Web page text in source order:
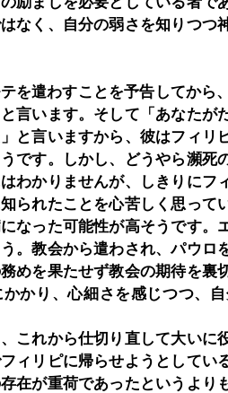
なく、自分の弱さを知りつつ
を遣わすことを予告してから
言います。そして「あなたが
と言いますから、彼はフィ
です。しかし、どうやら瀕
わかりませんが、しきりにフ
られたことを心苦しく思って
なった可能性が高そうです。
。教会から遣わされ、パウロ
めを果たせず教会の期待を裏
かり、心細さを感じつつ、
これから仕切り直して大いに
ィリピに帰らせようとしてい
在が重荷であったというよ